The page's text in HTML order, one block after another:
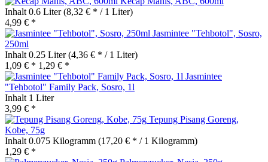
Inhalt 0.6 Liter(8,32 € * / 1 Liter)
4,99 € *
Jasmintee "Tehbotol", Sosro,
250ml
Inhalt 0.25 Liter(4,36 € * / 1 Liter)
1,09 € * 1,29 € *
Jasmintee
"Tehbotol" Family Pack, Sosro, 1l
Inhalt 1 Liter
3,99 € *
Tepung Pisang Goreng,
Kobe, 75g
Inhalt 0.075 Kilogramm (17,20 € * / 1 Kilogramm)
1,29 € *